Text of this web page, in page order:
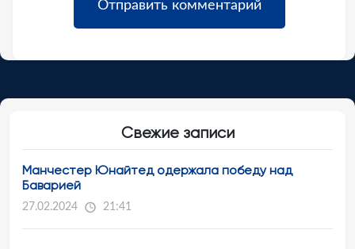
Свежие записи
Манчестер Юнайтед одержала победу над
Баварией
27.02.2024 21:41